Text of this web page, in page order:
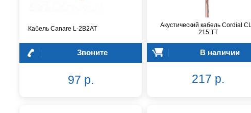
Кабель Canare L-2B2AT
Звоните
97 р.
Акустический кабель Cordial
215 TT
В наличии
217 р.